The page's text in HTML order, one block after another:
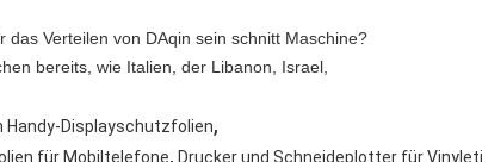
Verteilen von DAqin sein schnitt Maschine?
bereits, wie Italien, der Libanon, Israel,
Handy-Displayschutzfolien,
für Mobiltelefone, Drucker und Schneideplotter für